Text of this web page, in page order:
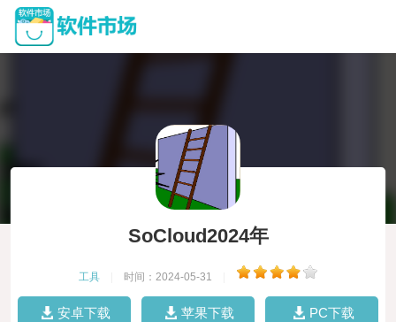
SoCloud2024年
工具 时间：2024-05-31
安卓下载 苹果下载 PC下载